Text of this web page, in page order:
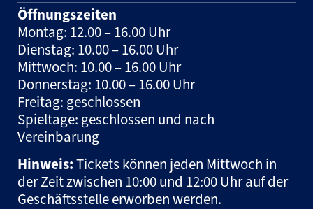
Öffnungszeiten
Montag: 12.00 – 16.00 Uhr
Dienstag: 10.00 – 16.00 Uhr
Mittwoch: 10.00 – 16.00 Uhr
Donnerstag: 10.00 – 16.00 Uhr
Freitag: geschlossen
Spieltage: geschlossen und nach
Vereinbarung
Hinweis:Tickets können jeden Mittwoch in
der Zeit zwischen 10:00 und 12:00 Uhr auf der
Geschäftsstelle erworben werden.